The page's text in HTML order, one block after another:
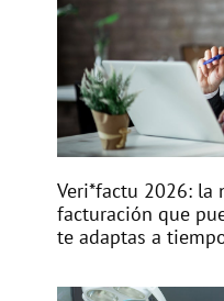
Veri*factu 2026: la
facturación que
te adaptas a